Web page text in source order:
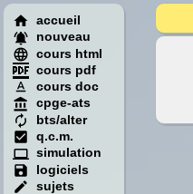
accueil
nouveau
cours html
cours pdf
cours doc
cpge-ats
bts/alter
q.c.m.
simulation
logiciels
sujets